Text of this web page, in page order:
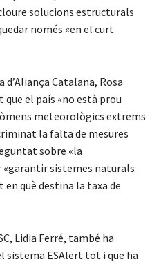
solucions estructurals
només «en el curt
Catalana, Rosa
que el país «no està prou
meteorològics extrems
la falta de mesures
sobre «la
«garantir sistemes naturals
què destina la taxa de
Lidia Ferré, també ha
ESAlert tot i que ha